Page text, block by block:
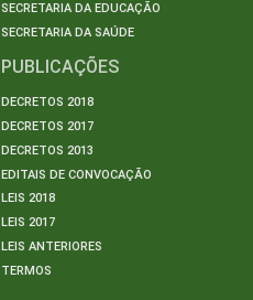
SECRETARIA DA EDUCAÇÃO
SECRETARIA DA SAÚDE
PUBLICAÇÕES
DECRETOS 2018
DECRETOS 2017
DECRETOS 2013
EDITAIS DE CONVOCAÇÃO
LEIS 2018
LEIS 2017
LEIS ANTERIORES
TERMOS